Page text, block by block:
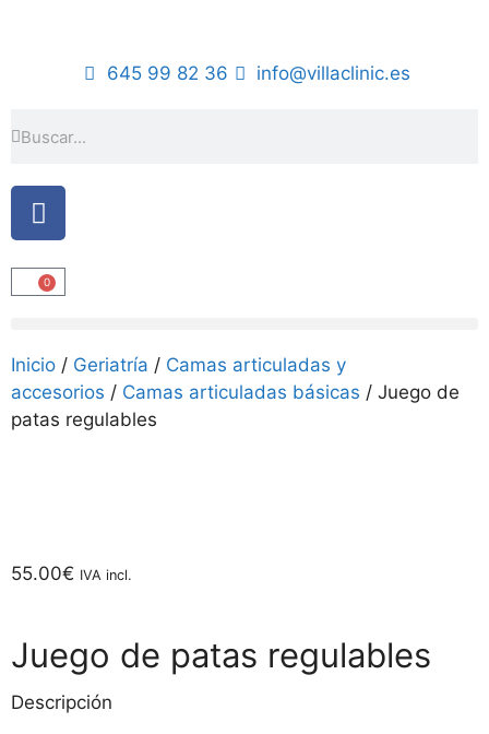
645 99 82 36 info@villaclinic.es
0
Inicio / Geriatría / Camas articuladas y
accesorios / Camas articuladas básicas / Juego de
patas regulables
55.00€ IVA incl.
Juego de patas regulables
Descripción